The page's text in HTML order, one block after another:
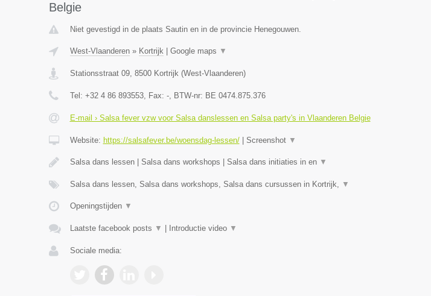
Belgie
Niet gevestigd in de plaats Sautin en in de provincie Henegouwen.
West-Vlaanderen» Kortrijk| Google maps ▼
Stationsstraat 09, 8500 Kortrijk(West-Vlaanderen)
Tel: +32 4 86 893553, Fax: -, BTW-nr: BE 0474.875.376
E-mail › Salsa fever vzw voor Salsa danslessen en Salsa party's in Vlaanderen Belgie
Website: https://salsafever.be/woensdag-lessen/| Screenshot ▼
Salsa dans lessen | Salsa dans workshops | Salsa dans initiaties in en ▼
Salsa dans lessen, Salsa dans workshops, Salsa dans cursussen in Kortrijk, ▼
Openingstijden ▼
Laatste facebook posts ▼ Introductie video ▼
Sociale media: